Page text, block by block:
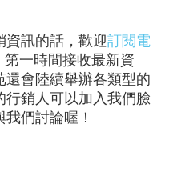
資訊的話，歡迎訂閱電
第一時間接收最新資
會陸續舉辦各類型的
銷人可以加入我們臉
們討論喔！